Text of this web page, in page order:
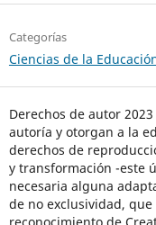
Categorías
Ciencias de la
Derechos de autor
autoría y otorgan a la
derechos de
y transformación -este
necesaria alguna
de no exclusividad,
reconocimiento de